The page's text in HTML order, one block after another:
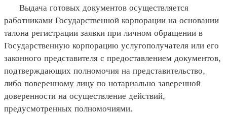
Выдача готовых документов осуществляется
работниками Государственной корпорации на основании
талона регистрации заявки при личном обращении в
Государственную корпорацию услугополучателя или его
законного представителя с предоставлением документов,
подтверждающих полномочия на представительство,
либо поверенному лицу по нотариально заверенной
доверенности на осуществление действий,
предусмотренных полномочиями.